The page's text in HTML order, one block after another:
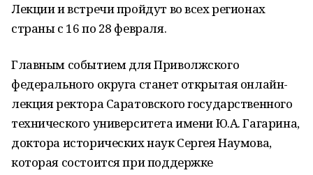
Лекции и встречи пройдут во всех регионах
страны с 16 по 28 февраля.
Главным событием для Приволжского
федерального округа станет открытая онлайн-
лекция ректора Саратовского государственного
технического университета имени Ю.А. Гагарина,
доктора исторических наук Сергея Наумова,
которая состоится при поддержке